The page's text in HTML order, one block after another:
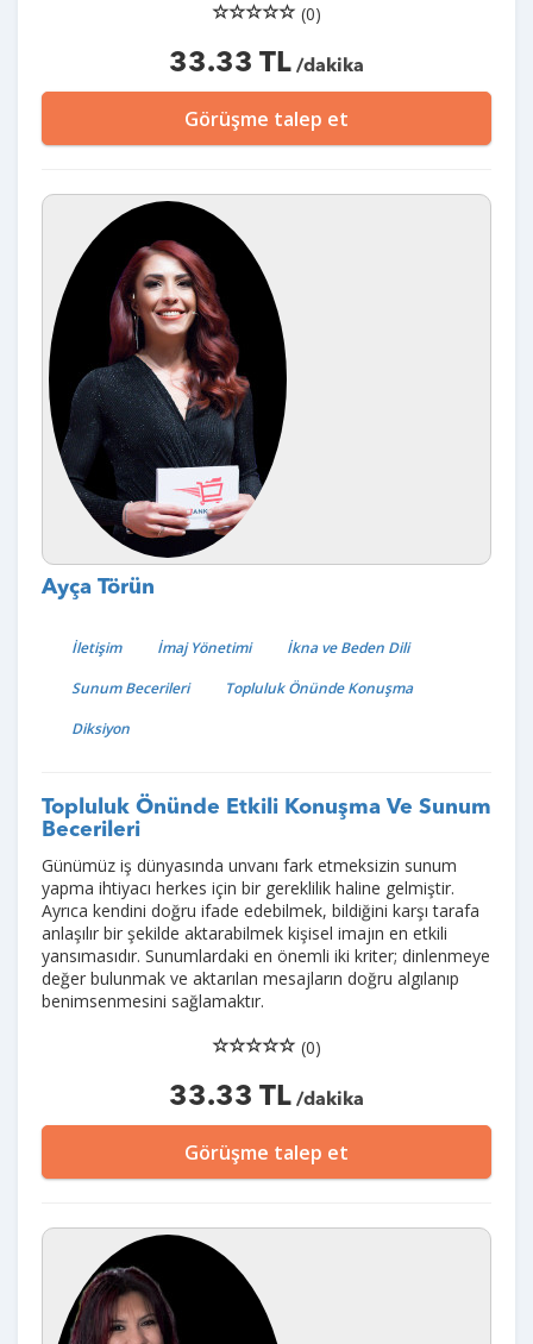
(0)
33.33 TL /dakika
Görüşme talep et
Ayça Törün
İletişim İmaj Yönetimi
İkna ve Beden Dili
Sunum Becerileri
Topluluk Önünde Konuşma
Diksiyon
Topluluk Önünde Etkili Konuşma Ve Sunum
Becerileri
Günümüz iş dünyasında unvanı fark etmeksizin sunum
yapma ihtiyacı herkes için bir gereklilik haline gelmiştir.
Ayrıca kendini doğru ifade edebilmek, bildiğini karşı tarafa
anlaşılır bir şekilde aktarabilmek kişisel imajın en etkili
yansımasıdır. Sunumlardaki en önemli iki kriter; dinlenmeye
değer bulunmak ve aktarılan mesajların doğru algılanıp
benimsenmesini sağlamaktır.
(0)
33.33 TL /dakika
Görüşme talep et